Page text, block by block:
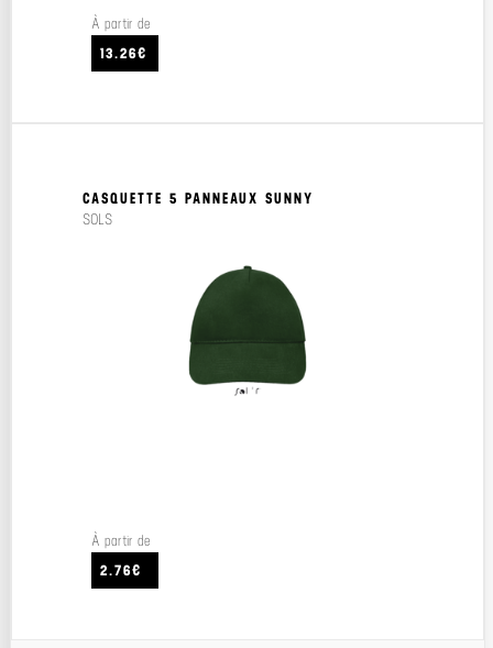
À partir de
13.26€
CASQUETTE 5 PANNEAUX SUNNY
SOLS
À partir de
2.76€